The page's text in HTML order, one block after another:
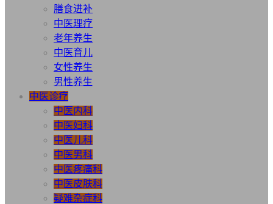
膳食进补
中医理疗
老年养生
中医育儿
女性养生
男性养生
中医诊疗
中医内科
中医妇科
中医儿科
中医男科
中医疼痛科
中医皮肤科
疑难杂症科